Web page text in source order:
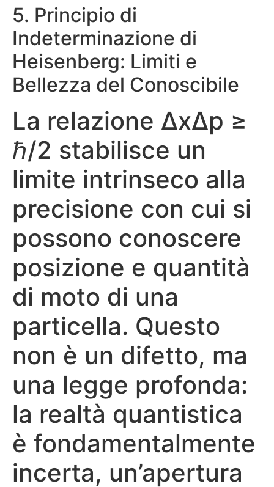
5. Principio di
Indeterminazione di
Heisenberg: Limiti e
Bellezza del Conoscibile
La relazione ΔxΔp ≥
ℏ/2 stabilisce un
limite intrinseco alla
precisione con cui si
possono conoscere
posizione e quantità
di moto di una
particella. Questo
non è un difetto, ma
una legge profonda:
la realtà quantistica
è fondamentalmente
incerta, un’apertura